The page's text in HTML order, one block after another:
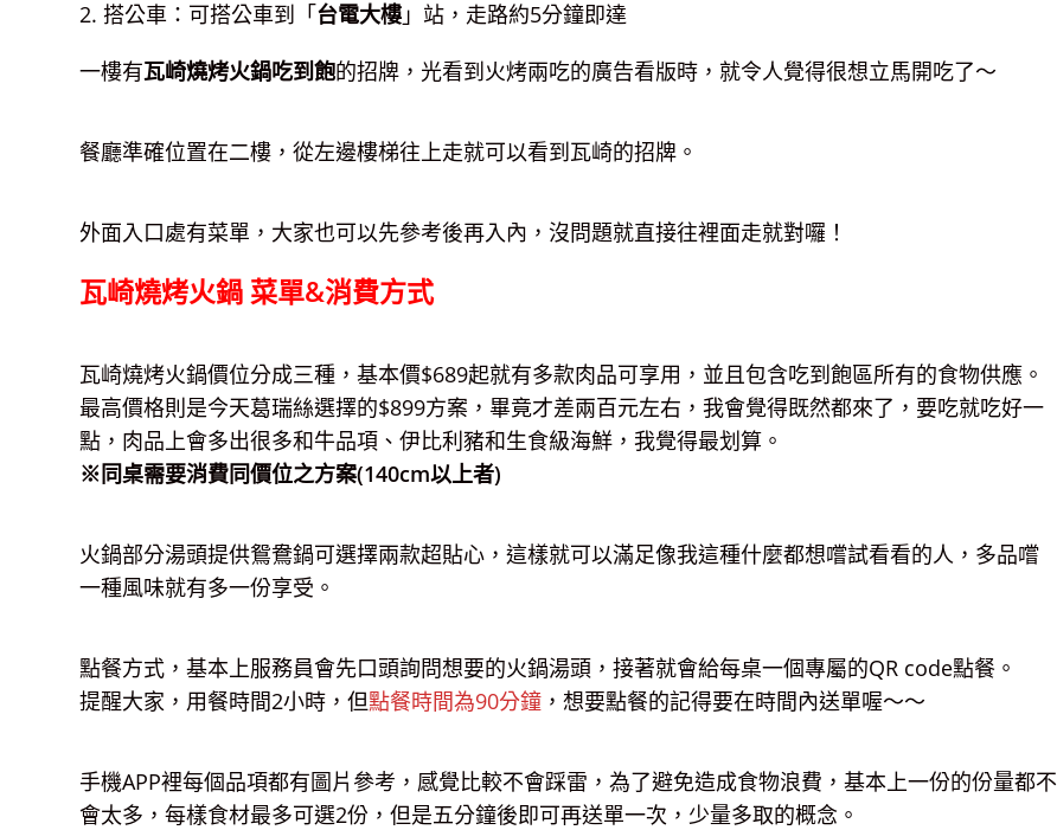
2. 搭公車：可搭公車到「台電大樓 」站，走路約5分鐘即達
一樓有瓦崎燒烤火鍋吃到飽的招牌，光看到火烤兩吃的廣告看版時，就令人覺得很想立馬開吃了～
餐廳準確位置在二樓，從左邊樓梯往上走就可以看到瓦崎的招牌。
外面入口處有菜單，大家也可以先參考後再入內，沒問題就直接往裡面走就對囉！
瓦崎燒烤火鍋 菜單&消費方式
瓦崎燒烤火鍋價位分成三種，基本價$689起就有多款肉品可享用，並且包含吃到飽區所有的食物供應。
最高價格則是今天葛瑞絲選擇的$899方案，畢竟才差兩百元左右，我會覺得既然都來了，要吃就吃好一
點，肉品上會多出很多和牛品項、伊比利豬和生食級海鮮，我覺得最划算。
※同桌需要消費同價位之方案(140cm以上者)
火鍋部分湯頭提供鴛鴦鍋可選擇兩款超貼心，這樣就可以滿足像我這種什麼都想嚐試看看的人，多品嚐
一種風味就有多一份享受。
點餐方式，基本上服務員會先口頭詢問想要的火鍋湯頭，接著就會給每桌一個專屬的QR code點餐。
提醒大家，用餐時間2小時，但點餐時間為90分鐘 ，想要點餐的記得要在時間內送單喔～～
手機APP裡每個品項都有圖片參考，感覺比較不會踩雷，為了避免造成食物浪費，基本上一份的份量都不
會太多，每樣食材最多可選2份，但是五分鐘後即可再送單一次，少量多取的概念。